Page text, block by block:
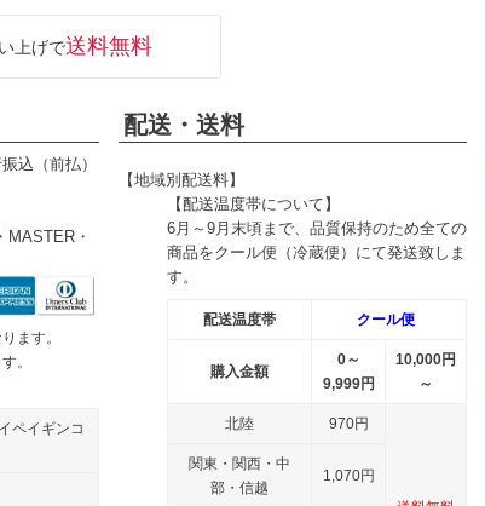
上げで送料無料
込（前払）
MASTER・
ます。
。
ペイギンコ
配送・送料
【地域別配送料】
【配送温度帯について】
6月～9月末頃まで、品質保持のため全ての
商品をクール便（冷蔵便）にて発送致しま
す。
配送温度帯 クール便
購入金額
0～
9,999円
10,000円
～
北陸 970円
関東・関西・中
部・信越
1,070円